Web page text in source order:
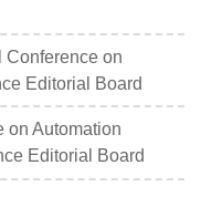
Conference on
Editorial Board
on Automation
Editorial Board